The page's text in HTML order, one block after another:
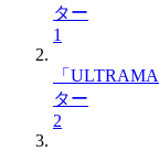
ター
1
「
ター
2